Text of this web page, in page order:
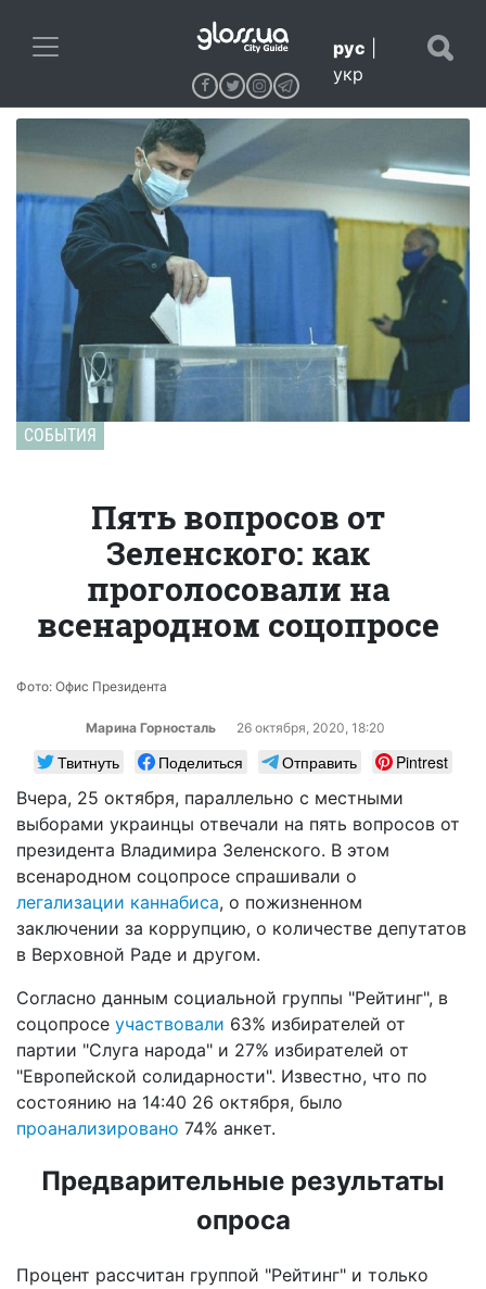
рус
укр
СОБЫТИЯ
Пять вопросов от
Зеленского: как
проголосовали на
всенародном соцопросе
Фото: Офис Президента
Марина Горносталь 26 октября, 2020, 18:20
Твитнуть Поделиться Отправить
Pintrest
Вчера, 25 октября, параллельно с местными
выборами украинцы отвечали на пять вопросов от
президента Владимира Зеленского. В этом
всенародном соцопросе спрашивали о
легализации каннабиса, о пожизненном
заключении за коррупцию, о количестве депутатов
в Верховной Раде и другом.
Согласно данным социальной группы "Рейтинг", в
соцопросе участвовали 63% избирателей от
партии "Слуга народа" и 27% избирателей от
"Европейской солидарности". Известно, что по
состоянию на 14:40 26 октября, было
проанализировано 74% анкет.
Предварительные результаты
опроса
Процент рассчитан группой "Рейтинг" и только